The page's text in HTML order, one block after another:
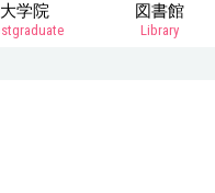
大学院 図書館
Library